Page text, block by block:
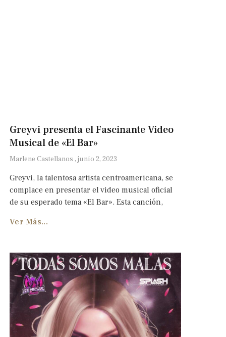
Greyvi presenta el Fascinante Video
Musical de «El Bar»
Marlene Castellanos junio 2, 2023
Greyvi, la talentosa artista centroamericana, se
complace en presentar el video musical oficial
de su esperado tema «El Bar». Esta canción,
Ver Más...